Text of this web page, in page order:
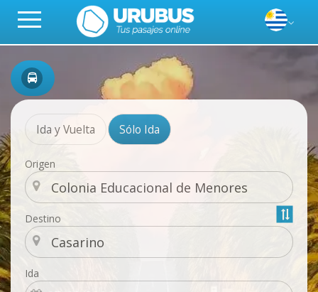
Ida y Vuelta Sólo Ida
Origen
Destino
Ida